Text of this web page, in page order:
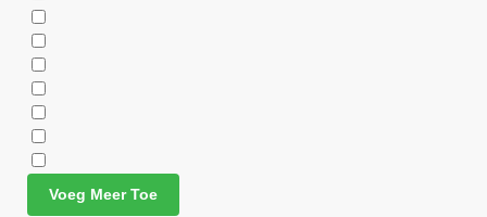
Voeg Meer Toe